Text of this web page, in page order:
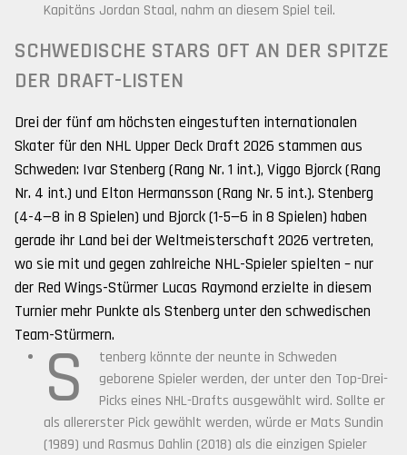
Kapitäns Jordan Staal, nahm an diesem Spiel teil.
SCHWEDISCHE STARS OFT AN DER SPITZE
DER DRAFT-LISTEN
Drei der fünf am höchsten eingestuften internationalen
Skater für den NHL Upper Deck Draft 2026 stammen aus
Schweden: Ivar Stenberg (Rang Nr. 1 int.), Viggo Bjorck (Rang
Nr. 4 int.) und Elton Hermansson (Rang Nr. 5 int.). Stenberg
(4-4—8 in 8 Spielen) und Bjorck (1-5—6 in 8 Spielen) haben
gerade ihr Land bei der Weltmeisterschaft 2026 vertreten,
wo sie mit und gegen zahlreiche NHL-Spieler spielten – nur
der Red Wings-Stürmer Lucas Raymond erzielte in diesem
Turnier mehr Punkte als Stenberg unter den schwedischen
Team-Stürmern.
S
tenberg könnte der neunte in Schweden
geborene Spieler werden, der unter den Top-Drei-
Picks eines NHL-Drafts ausgewählt wird. Sollte er
als allererster Pick gewählt werden, würde er Mats Sundin
(1989) und Rasmus Dahlin (2018) als die einzigen Spieler